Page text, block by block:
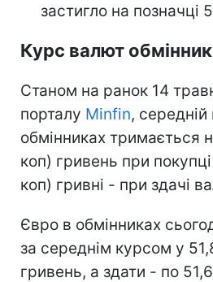
застигло на позначці
Курс валют
Станом на ранок 14
порталу Minfin,
обмінниках тримається
коп) гривень при
коп) гривні - при здачі
Євро в обмінниках
за середнім курсом у
гривень, а здати - по